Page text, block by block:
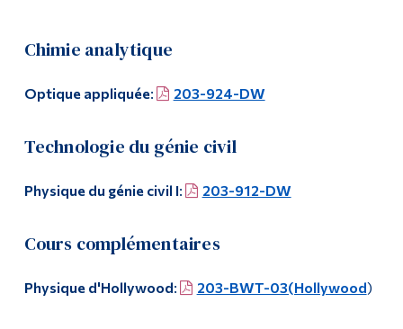
Plans de cours
Documents du programme
Chimie analytique
Optique appliquée: 203-924-DW
Technologie du génie civil
Physique du génie civil I: 203-912-DW
Cours complémentaires
Physique d'Hollywood: 203-BWT-03(Hollywood)
Menu principal
Formation continue
Admissions
Futurs étudiants